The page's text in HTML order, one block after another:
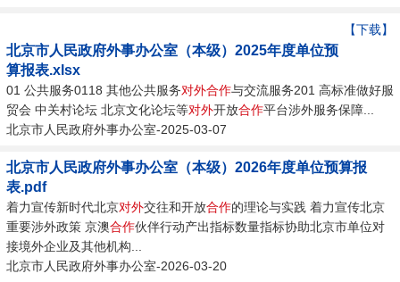
【下载】
北京市人民政府外事办公室（本级）2025年度单位预
算报表.xlsx
01 公共服务0118 其他公共服务对外合作与交流服务201 高标准做好服
贸会 中关村论坛 北京文化论坛等对外开放合作平台涉外服务保障...
北京市人民政府外事办公室-2025-03-07
北京市人民政府外事办公室（本级）2026年度单位预算报
表.pdf
着力宣传新时代北京对外交往和开放合作的理论与实践 着力宣传北京
重要涉外政策 京澳合作伙伴行动产出指标数量指标协助北京市单位对
接境外企业及其他机构...
北京市人民政府外事办公室-2026-03-20